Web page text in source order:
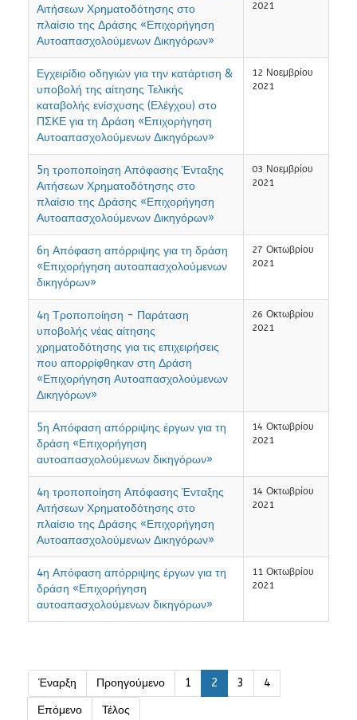
Αιτήσεων Χρηματοδότησης στο
πλαίσιο της Δράσης «Επιχορήγηση
Αυτοαπασχολούμενων Δικηγόρων»
2021
Εγχειρίδιο οδηγιών για την κατάρτιση &
υποβολή της αίτησης Τελικής
καταβολής ενίσχυσης (Ελέγχου) στο
ΠΣΚΕ για τη Δράση «Επιχορήγηση
Αυτοαπασχολούμενων Δικηγόρων»
12 Νοεμβρίου
2021
5η τροποποίηση Απόφασης Ένταξης
Αιτήσεων Χρηματοδότησης στο
πλαίσιο της Δράσης «Επιχορήγηση
Αυτοαπασχολούμενων Δικηγόρων»
03 Νοεμβρίου
2021
6η Απόφαση απόρριψης για τη δράση
«Επιχορήγηση αυτοαπασχολούμενων
δικηγόρων»
27 Οκτωβρίου
2021
4η Τροποποίηση - Παράταση
υποβολής νέας αίτησης
χρηματοδότησης για τις επιχειρήσεις
που απορρίφθηκαν στη Δράση
«Επιχορήγηση Αυτοαπασχολούμενων
Δικηγόρων»
26 Οκτωβρίου
2021
5η Απόφαση απόρριψης έργων για τη
δράση «Επιχορήγηση
αυτοαπασχολούμενων δικηγόρων»
14 Οκτωβρίου
2021
4η τροποποίηση Απόφασης Ένταξης
Αιτήσεων Χρηματοδότησης στο
πλαίσιο της Δράσης «Επιχορήγηση
Αυτοαπασχολούμενων Δικηγόρων»
14 Οκτωβρίου
2021
4η Απόφαση απόρριψης έργων για τη
δράση «Επιχορήγηση
αυτοαπασχολούμενων δικηγόρων»
11 Οκτωβρίου
2021
Έναρξη Προηγούμενο 1 2 3
4
Επόμενο
Τέλος